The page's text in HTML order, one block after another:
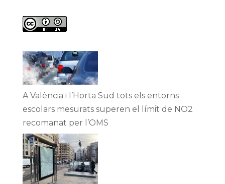
A València i l’Horta Sud tots els entorns
escolars mesurats superen el límit de NO2
recomanat per l’OMS